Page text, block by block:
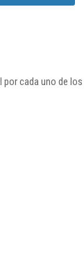
cada uno de